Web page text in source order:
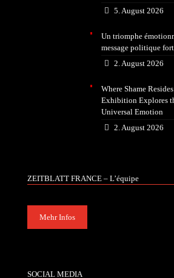
5. August 2026
Un triomphe
message politique fort
2. August 2026
Where Shame
Exhibition Explores
Universal Emotion
2. August 2026
ZEITBLATT FRANCE – L’équipe
Mehr Infos
SOCIAL MEDIA